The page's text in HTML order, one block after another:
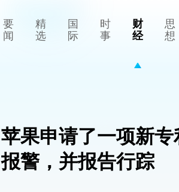
要
闻
精
选
国
际
时
事
财
经
思
想
苹果申请了一项新
报警，并报告行踪